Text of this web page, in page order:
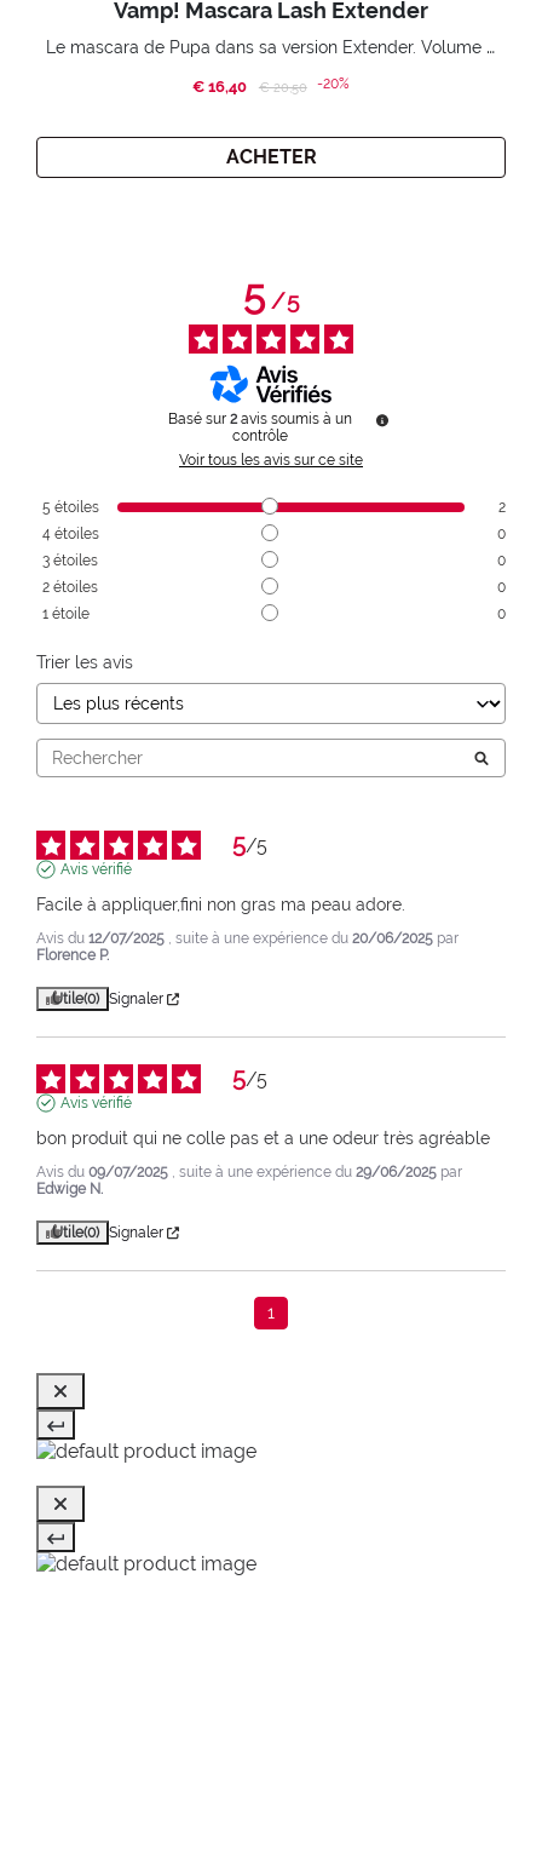
Vamp! Mascara Lash Extender
Le mascara de Pupa dans sa version Extender. Volume extension 3D. Des cils amplifiés et liftés à l’infini.
€ 16,40 Price reduced from
€ 20,50to-20%
ACHETER
5/5
Basé sur 2 avis soumis à un
contrôle
Voir tous les avis sur ce site
5 étoiles
2
4 étoiles
0
3 étoiles
0
2 étoiles
0
1 étoile 0
Trier les avis
5/5
Avis vérifié
Facile à appliquer,fini non gras ma peau adore.
Avis du 12/07/2025 , suite à une expérience du 20/06/2025 par
Florence P.
Utile(0) Signaler
5/5
Avis vérifié
bon produit qui ne colle pas et a une odeur très agréable
Avis du 09/07/2025 , suite à une expérience du 29/06/2025 par
Edwige N.
Utile(0) Signaler
1